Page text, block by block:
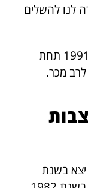
לנו להשלים
התקליט שהם יצרו יצא ב-16 באפריל 1991 תחת
יצא בשנת